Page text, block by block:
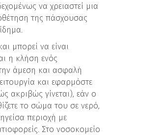
να χρειαστεί μια
της πάσχουσας
μπορεί να είναι
η κλήση ενός
άμεση και ασφαλή
και εφαρμόστε
ακριβώς γίνεται), εάν ο
το σώμα του σε νερό,
περιοχή με
Στο νοσοκομείο